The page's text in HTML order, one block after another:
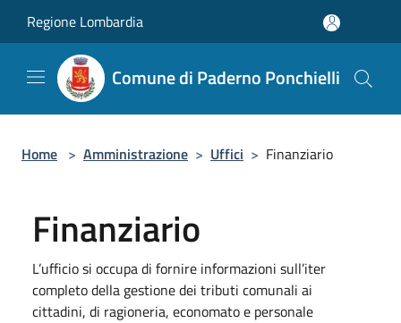
Regione Lombardia
Comune di Paderno Ponchielli
Home > Amministrazione > Uffici > Finanziario
Finanziario
L’ufficio si occupa di fornire informazioni sull’iter
completo della gestione dei tributi comunali ai
cittadini, di ragioneria, economato e personale